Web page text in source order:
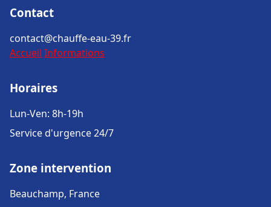
Contact
contact@chauffe-eau-39.fr
Accueil Informations
Horaires
Lun-Ven: 8h-19h
Service d'urgence 24/7
Zone intervention
Beauchamp, France